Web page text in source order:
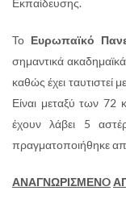
Το Ευρωπαϊκό
σημαντικά
καθώς έχει ταυτιστεί
Είναι μεταξύ των
έχουν λάβει 5
πραγματοποιήθηκε
ΑΝΑΓΝΩΡΙΣΜΕΝO